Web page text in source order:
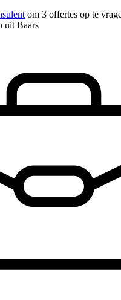
om 3 offertes op te
uit Baars